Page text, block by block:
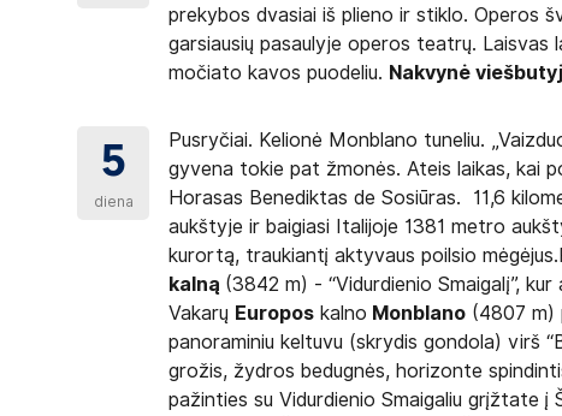
prekybos dvasiai iš plieno ir stiklo. Operos
garsiausių pasaulyje operos teatrų. Laisvas
močiato kavos puodeliu. Nakvynė
5
diena
Pusryčiai. Kelionė Monblano tuneliu.
gyvena tokie pat žmonės. Ateis laikas, kai
Horasas Benediktas de Sosiūras. 11,6
aukštyje ir baigiasi Italijoje 1381 metro
kurortą, traukiantį aktyvaus poilsio
kalną (3842 m) - “Vidurdienio Smaigalį”,
Vakarų Europos kalno Monblano (4807 m)
panoraminiu keltuvu (skrydis gondola) virš
grožis, žydros bedugnės, horizonte
pažinties su Vidurdienio Smaigaliu grįžtate į